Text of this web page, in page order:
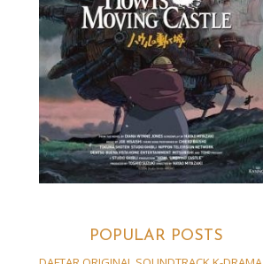
POPULAR POSTS